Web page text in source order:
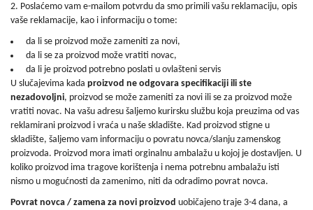
oprema
Sport
rekreacija
Auto
oprema
Odeća,
Aksesoari
Putna
2. Poslaćemo vam e-mailom potvrdu da smo primili vašu reklamaciju, opis
vaše reklamacije, kao i informaciju o tome:
da li se proizvod može zameniti za novi,
da li se za proizvod može vratiti novac,
da li je proizvod potrebno poslati u ovlašteni servis
U slučajevima kada proizvod ne odgovara specifikaciji ili ste
nezadovoljni, proizvod se može zameniti za novi ili se za proizvod može
vratiti novac. Na vašu adresu šaljemo kurirsku službu koja preuzima od vas
reklamirani proizvod i vraća u naše skladište. Kad proizvod stigne u
skladište, šaljemo vam informaciju o povratu novca/slanju zamenskog
proizvoda. Proizvod mora imati orginalnu ambalažu u kojoj je dostavljen. U
koliko proizvod ima tragove korištenja i nema potrebnu ambalažu isti
nismo u mogućnosti da zamenimo, niti da odradimo povrat novca.
Povrat novca / zamena za novi proizvod uobičajeno traje 3-4 dana, a